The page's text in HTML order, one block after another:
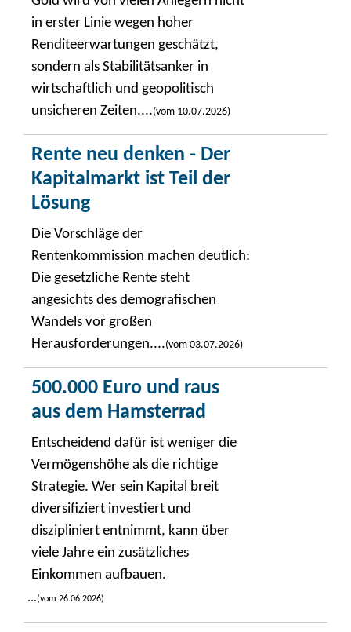
in erster Linie wegen hoher
Renditeerwartungen geschätzt,
sondern als Stabilitätsanker in
wirtschaftlich und geopolitisch
unsicheren Zeiten....(vom 10.07.2026)
Rente neu denken - Der
Kapitalmarkt ist Teil der
Lösung
Die Vorschläge der
Rentenkommission machen deutlich:
Die gesetzliche Rente steht
angesichts des demografischen
Wandels vor großen
Herausforderungen....(vom 03.07.2026)
500.000 Euro und raus
aus dem Hamsterrad
Entscheidend dafür ist weniger die
Vermögenshöhe als die richtige
Strategie. Wer sein Kapital breit
diversifiziert investiert und
diszipliniert entnimmt, kann über
viele Jahre ein zusätzliches
Einkommen aufbauen.
...(vom 26.06.2026)